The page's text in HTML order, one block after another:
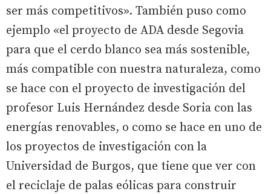
ser más competitivos». También puso como
ejemplo «el proyecto de ADA desde Segovia
para que el cerdo blanco sea más sostenible,
más compatible con nuestra naturaleza, como
se hace con el proyecto de investigación del
profesor Luis Hernández desde Soria con las
energías renovables, o como se hace en uno de
los proyectos de investigación con la
Universidad de Burgos, que tiene que ver con
el reciclaje de palas eólicas para construir